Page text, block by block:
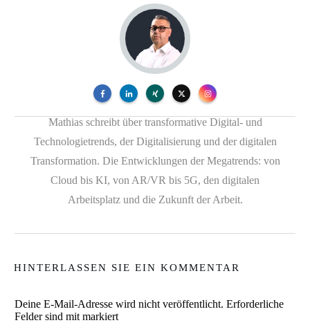
Mathias schreibt über transformative Digital- und
Technologietrends, der Digitalisierung und der digitalen
Transformation. Die Entwicklungen der Megatrends: von
Cloud bis KI, von AR/VR bis 5G, den digitalen
Arbeitsplatz und die Zukunft der Arbeit.
HINTERLASSEN SIE EIN KOMMENTAR
Deine E-Mail-Adresse wird nicht veröffentlicht. Erforderliche
Felder sind mit markiert